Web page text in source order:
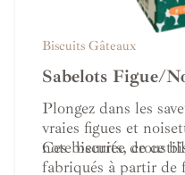
Biscuits Gâteaux
Sabelots Figue/
Plongez dans les
vraies figues et
note beurrée de ce
Ces biscuits,
fabriqués à partir de